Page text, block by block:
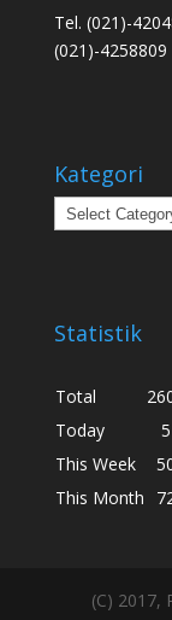
Tel. (021)-
(021)-4258809
Kategori
Kategori
Statistik
Total
Today
5
This Week
This Month
(C) 2017,